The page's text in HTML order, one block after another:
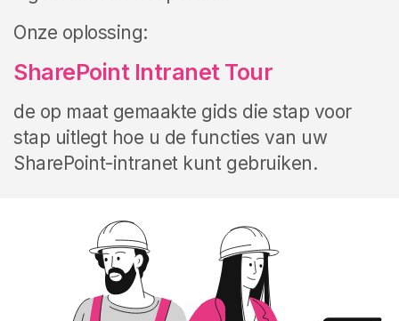
Onze oplossing:
SharePoint Intranet Tour
de op maat gemaakte gids die stap voor
stap uitlegt hoe u de functies van uw
SharePoint-intranet kunt gebruiken.